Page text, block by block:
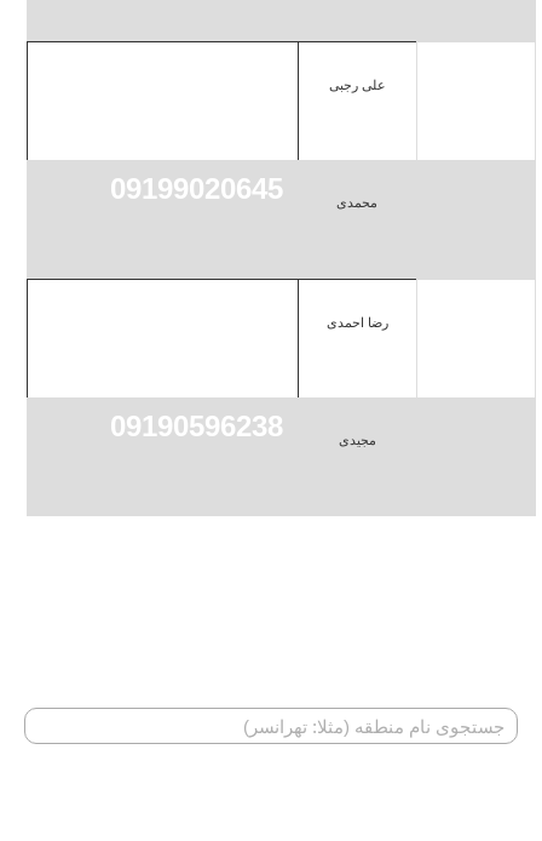
علی رجبی
محمدی 09199020645
رضا احمدی
مجیدی 09190596238